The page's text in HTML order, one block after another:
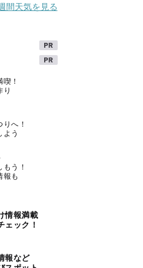
間天気を見る
！
り
へ！
よう
う！
報も
情報満載
ェック！
報など